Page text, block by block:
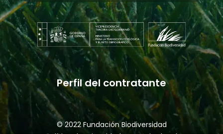
Perfil del contratante
© 2022 Fundación Biodiversidad